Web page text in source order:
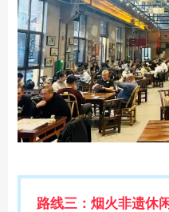
（
路线三：烟火非遗休